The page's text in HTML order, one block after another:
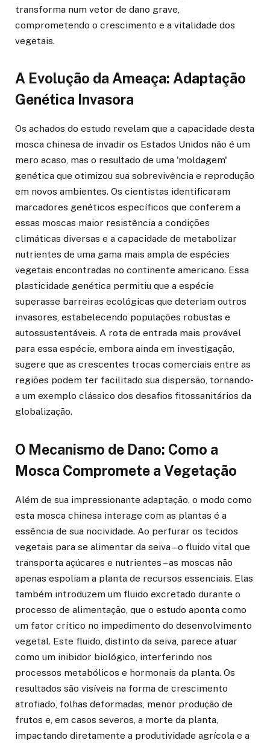
transforma num vetor de dano grave,
comprometendo o crescimento e a vitalidade dos
vegetais.
A Evolução da Ameaça: Adaptação
Genética Invasora
Os achados do estudo revelam que a capacidade desta
mosca chinesa de invadir os Estados Unidos não é um
mero acaso, mas o resultado de uma 'moldagem'
genética que otimizou sua sobrevivência e reprodução
em novos ambientes. Os cientistas identificaram
marcadores genéticos específicos que conferem a
essas moscas maior resistência a condições
climáticas diversas e a capacidade de metabolizar
nutrientes de uma gama mais ampla de espécies
vegetais encontradas no continente americano. Essa
plasticidade genética permitiu que a espécie
superasse barreiras ecológicas que deteriam outros
invasores, estabelecendo populações robustas e
autossustentáveis. A rota de entrada mais provável
para essa espécie, embora ainda em investigação,
sugere que as crescentes trocas comerciais entre as
regiões podem ter facilitado sua dispersão, tornando-
a um exemplo clássico dos desafios fitossanitários da
globalização.
O Mecanismo de Dano: Como a
Mosca Compromete a Vegetação
Além de sua impressionante adaptação, o modo como
esta mosca chinesa interage com as plantas é a
essência de sua nocividade. Ao perfurar os tecidos
vegetais para se alimentar da seiva – o fluido vital que
transporta açúcares e nutrientes – as moscas não
apenas espoliam a planta de recursos essenciais. Elas
também introduzem um fluido excretado durante o
processo de alimentação, que o estudo aponta como
um fator crítico no impedimento do desenvolvimento
vegetal. Este fluido, distinto da seiva, parece atuar
como um inibidor biológico, interferindo nos
processos metabólicos e hormonais da planta. Os
resultados são visíveis na forma de crescimento
atrofiado, folhas deformadas, menor produção de
frutos e, em casos severos, a morte da planta,
impactando diretamente a produtividade agrícola e a